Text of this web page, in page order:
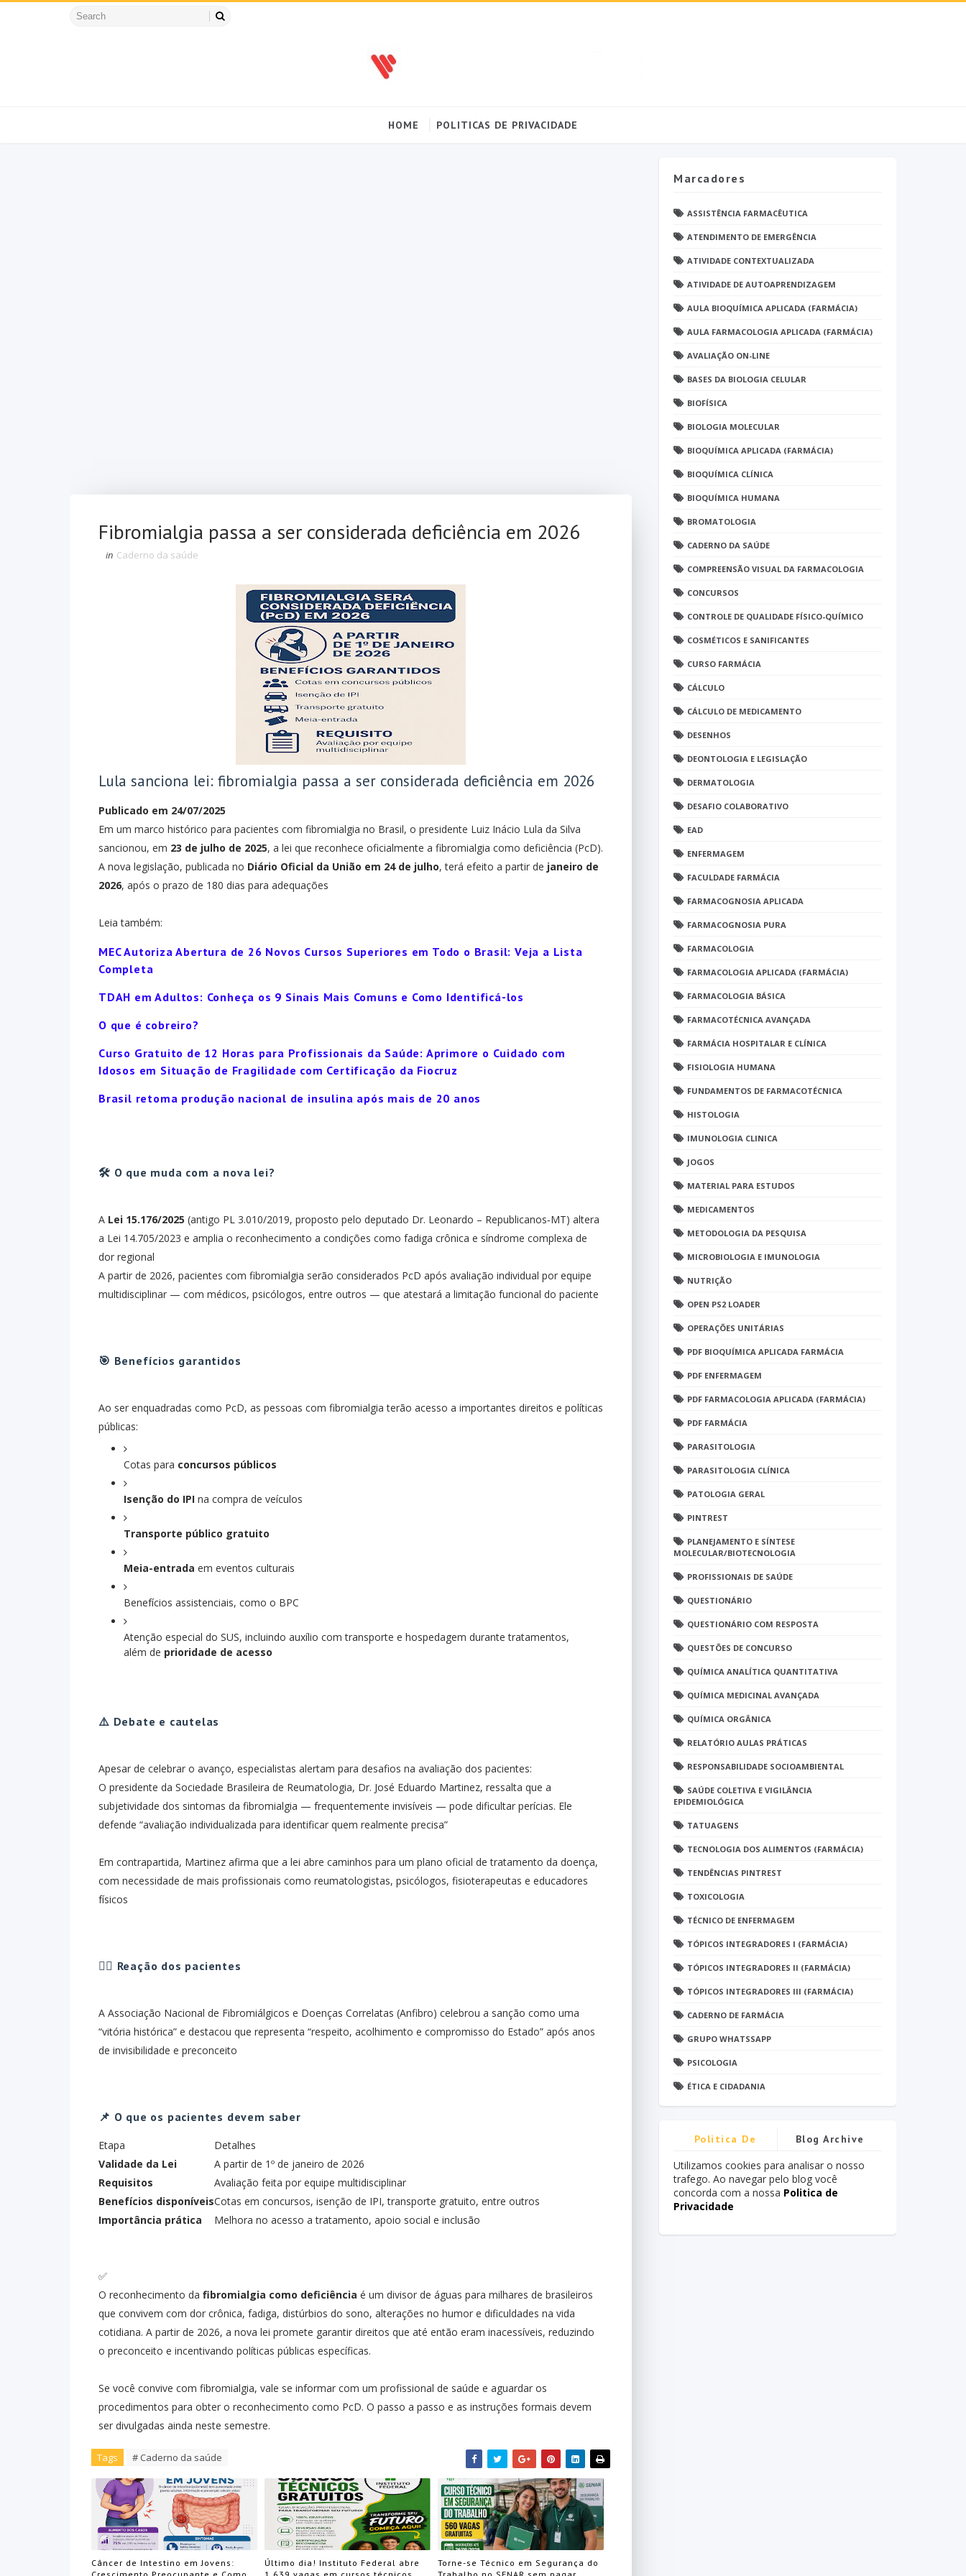
HOME POLITICAS DE PRIVACIDADE
Fibromialgia passa a ser considerada deficiência em 2026
in Caderno da saúde
Lula sanciona lei: fibromialgia passa a ser considerada deficiência em 2026
Publicado em 24/07/2025
Em um marco histórico para pacientes com fibromialgia no Brasil, o presidente Luiz Inácio Lula da Silva
sancionou, em 23 de julho de 2025, a lei que reconhece oficialmente a fibromialgia como deficiência (PcD).
A nova legislação, publicada no Diário Oficial da União em 24 de julho, terá efeito a partir de janeiro de
2026, após o prazo de 180 dias para adequações
Leia também:
MEC Autoriza Abertura de 26 Novos Cursos Superiores em Todo o Brasil: Veja a Lista
Completa
TDAH em Adultos: Conheça os 9 Sinais Mais Comuns e Como Identificá-los
O que é cobreiro?
Curso Gratuito de 12 Horas para Profissionais da Saúde: Aprimore o Cuidado com
Idosos em Situação de Fragilidade com Certificação da Fiocruz
Brasil retoma produção nacional de insulina após mais de 20 anos
🛠️ O que muda com a nova lei?
A Lei 15.176/2025 (antigo PL 3.010/2019, proposto pelo deputado Dr. Leonardo – Republicanos‑MT) altera
a Lei 14.705/2023 e amplia o reconhecimento a condições como fadiga crônica e síndrome complexa de
dor regional
A partir de 2026, pacientes com fibromialgia serão considerados PcD após avaliação individual por equipe
multidisciplinar — com médicos, psicólogos, entre outros — que atestará a limitação funcional do paciente
🎯 Benefícios garantidos
Ao ser enquadradas como PcD, as pessoas com fibromialgia terão acesso a importantes direitos e políticas
públicas:
Cotas para concursos públicos
Isenção do IPI na compra de veículos
Transporte público gratuito
Meia-entrada em eventos culturais
Benefícios assistenciais, como o BPC
Atenção especial do SUS, incluindo auxílio com transporte e hospedagem durante tratamentos,
além de prioridade de acesso
⚠️ Debate e cautelas
Apesar de celebrar o avanço, especialistas alertam para desafios na avaliação dos pacientes:
O presidente da Sociedade Brasileira de Reumatologia, Dr. José Eduardo Martinez, ressalta que a
subjetividade dos sintomas da fibromialgia — frequentemente invisíveis — pode dificultar perícias. Ele
defende “avaliação individualizada para identificar quem realmente precisa”
Em contrapartida, Martinez afirma que a lei abre caminhos para um plano oficial de tratamento da doença,
com necessidade de mais profissionais como reumatologistas, psicólogos, fisioterapeutas e educadores
físicos
🙋‍♀️ Reação dos pacientes
A Associação Nacional de Fibromiálgicos e Doenças Correlatas (Anfibro) celebrou a sanção como uma
“vitória histórica” e destacou que representa “respeito, acolhimento e compromisso do Estado” após anos
de invisibilidade e preconceito
📌 O que os pacientes devem saber
Etapa
Detalhes
Validade da Lei
A partir de 1º de janeiro de 2026
Requisitos
Avaliação feita por equipe multidisciplinar
Benefícios disponíveisCotas em concursos, isenção de IPI, transporte gratuito, entre outros
Importância prática
Melhora no acesso a tratamento, apoio social e inclusão
✅
O reconhecimento da fibromialgia como deficiência é um divisor de águas para milhares de brasileiros
que convivem com dor crônica, fadiga, distúrbios do sono, alterações no humor e dificuldades na vida
cotidiana. A partir de 2026, a nova lei promete garantir direitos que até então eram inacessíveis, reduzindo
o preconceito e incentivando políticas públicas específicas.
Se você convive com fibromialgia, vale se informar com um profissional de saúde e aguardar os
procedimentos para obter o reconhecimento como PcD. O passo a passo e as instruções formais devem
ser divulgadas ainda neste semestre.
Tags # Caderno da saúde
Câncer de Intestino em Jovens:
Crescimento Preocupante e Como
Último dia! Instituto Federal abre
1.639 vagas em cursos técnicos
Torne-se Técnico em Segurança do
Trabalho no SENAR sem pagar
Marcadores
ASSISTÊNCIA FARMACÊUTICA
ATENDIMENTO DE EMERGÊNCIA
ATIVIDADE CONTEXTUALIZADA
ATIVIDADE DE AUTOAPRENDIZAGEM
AULA BIOQUÍMICA APLICADA (FARMÁCIA)
AULA FARMACOLOGIA APLICADA (FARMÁCIA)
AVALIAÇÃO ON-LINE
BASES DA BIOLOGIA CELULAR
BIOFÍSICA
BIOLOGIA MOLECULAR
BIOQUÍMICA APLICADA (FARMÁCIA)
BIOQUÍMICA CLÍNICA
BIOQUÍMICA HUMANA
BROMATOLOGIA
CADERNO DA SAÚDE
COMPREENSÃO VISUAL DA FARMACOLOGIA
CONCURSOS
CONTROLE DE QUALIDADE FÍSICO-QUÍMICO
COSMÉTICOS E SANIFICANTES
CURSO FARMÁCIA
CÁLCULO
CÁLCULO DE MEDICAMENTO
DESENHOS
DEONTOLOGIA E LEGISLAÇÃO
DERMATOLOGIA
DESAFIO COLABORATIVO
EAD
ENFERMAGEM
FACULDADE FARMÁCIA
FARMACOGNOSIA APLICADA
FARMACOGNOSIA PURA
FARMACOLOGIA
FARMACOLOGIA APLICADA (FARMÁCIA)
FARMACOLOGIA BÁSICA
FARMACOTÉCNICA AVANÇADA
FARMÁCIA HOSPITALAR E CLÍNICA
FISIOLOGIA HUMANA
FUNDAMENTOS DE FARMACOTÉCNICA
HISTOLOGIA
IMUNOLOGIA CLINICA
JOGOS
MATERIAL PARA ESTUDOS
MEDICAMENTOS
METODOLOGIA DA PESQUISA
MICROBIOLOGIA E IMUNOLOGIA
NUTRIÇÃO
OPEN PS2 LOADER
OPERAÇÕES UNITÁRIAS
PDF BIOQUÍMICA APLICADA FARMÁCIA
PDF ENFERMAGEM
PDF FARMACOLOGIA APLICADA (FARMÁCIA)
PDF FARMÁCIA
PARASITOLOGIA
PARASITOLOGIA CLÍNICA
PATOLOGIA GERAL
PINTREST
PLANEJAMENTO E SÍNTESE
MOLECULAR/BIOTECNOLOGIA
PROFISSIONAIS DE SAÚDE
QUESTIONÁRIO
QUESTIONÁRIO COM RESPOSTA
QUESTÕES DE CONCURSO
QUÍMICA ANALÍTICA QUANTITATIVA
QUÍMICA MEDICINAL AVANÇADA
QUÍMICA ORGÂNICA
RELATÓRIO AULAS PRÁTICAS
RESPONSABILIDADE SOCIOAMBIENTAL
SAÚDE COLETIVA E VIGILÂNCIA
EPIDEMIOLÓGICA
TATUAGENS
TECNOLOGIA DOS ALIMENTOS (FARMÁCIA)
TENDÊNCIAS PINTREST
TOXICOLOGIA
TÉCNICO DE ENFERMAGEM
TÓPICOS INTEGRADORES I (FARMÁCIA)
TÓPICOS INTEGRADORES II (FARMÁCIA)
TÓPICOS INTEGRADORES III (FARMÁCIA)
CADERNO DE FARMÁCIA
GRUPO WHATSSAPP
PSICOLOGIA
ÉTICA E CIDADANIA
Politica De
Privacidade
Blog Archive
Utilizamos cookies para analisar o nosso
trafego. Ao navegar pelo blog você
concorda com a nossa Politica de
Privacidade